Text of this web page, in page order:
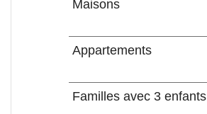
Maisons
Appartements
Familles avec 3 enfants